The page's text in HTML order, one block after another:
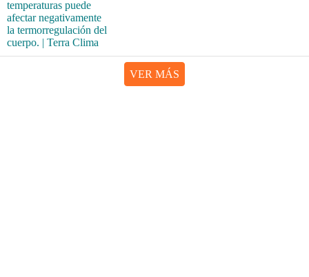
VER MÁS